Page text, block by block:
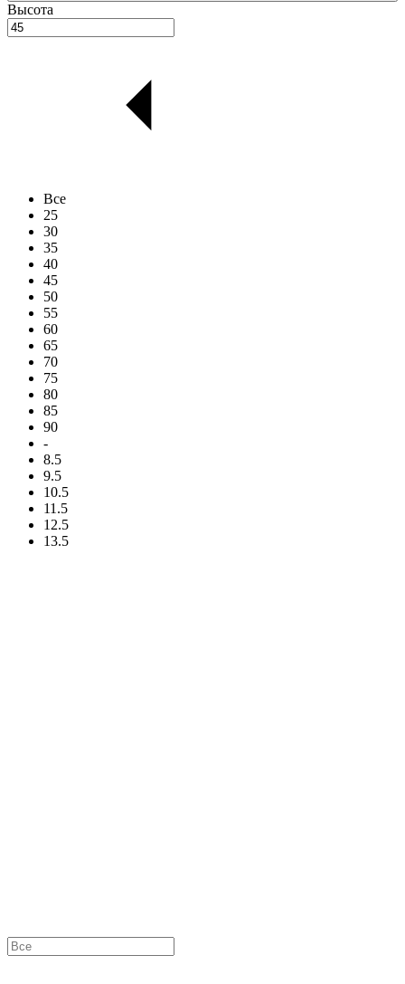
Высота
Все
25
30
35
40
45
50
55
60
65
70
75
80
85
90
-
8.5
9.5
10.5
11.5
12.5
13.5